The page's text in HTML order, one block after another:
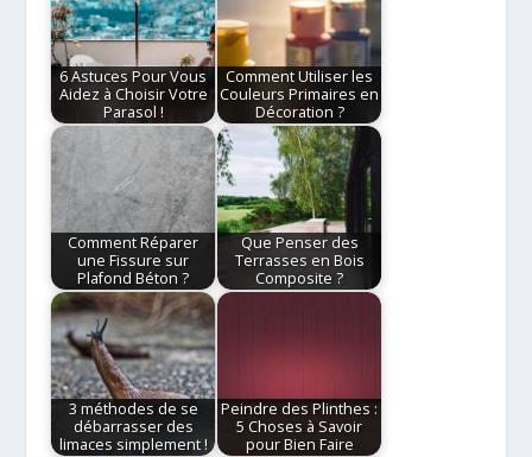
6 Astuces Pour Vous
Aidez à Choisir Votre
Parasol !
Comment Utiliser les
Couleurs Primaires en
Décoration ?
Comment Réparer
une Fissure sur
Plafond Béton ?
Que Penser des
Terrasses en Bois
Composite ?
3 méthodes de se
débarrasser des
limaces simplement !
Peindre des Plinthes :
5 Choses à Savoir
pour Bien Faire